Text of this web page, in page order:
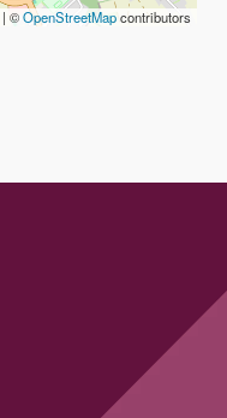
| ©OpenStreetMapcontributors